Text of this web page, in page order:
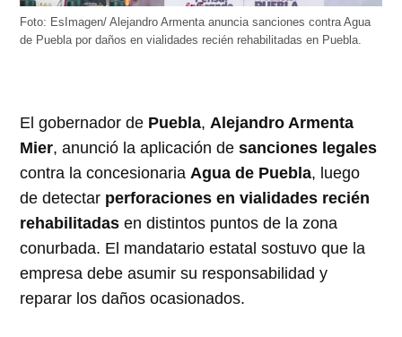
Foto: EsImagen/ Alejandro Armenta anuncia sanciones contra Agua
de Puebla por daños en vialidades recién rehabilitadas en Puebla.
El gobernador de Puebla, Alejandro Armenta
Mier, anunció la aplicación desanciones legales
contra la concesionaria Agua de Puebla, luego
de detectar perforaciones en vialidades recién
rehabilitadas en distintos puntos de la zona
conurbada. El mandatario estatal sostuvo que la
empresa debe asumir su responsabilidad y
reparar los daños ocasionados.